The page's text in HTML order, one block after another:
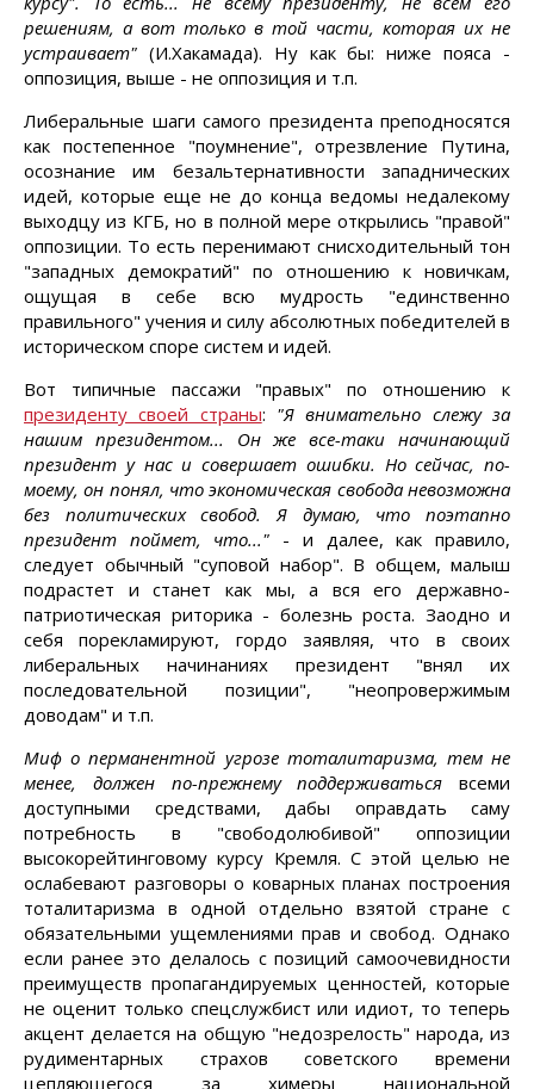
решениям, а вот только в той части, которая их не
устраивает" (И.Хакамада). Ну как бы: ниже пояса -
оппозиция, выше - не оппозиция и т.п.
Либеральные шаги самого президента преподносятся
как постепенное "поумнение", отрезвление Путина,
осознание им безальтернативности западнических
идей, которые еще не до конца ведомы недалекому
выходцу из КГБ, но в полной мере открылись "правой"
оппозиции. То есть перенимают снисходительный тон
"западных демократий" по отношению к новичкам,
ощущая в себе всю мудрость "единственно
правильного" учения и силу абсолютных победителей в
историческом споре систем и идей.
Вот типичные пассажи "правых" по отношению к
президенту своей страны: "Я внимательно слежу за
нашим президентом... Он же все-таки начинающий
президент у нас и совершает ошибки. Но сейчас, по-
моему, он понял, что экономическая свобода невозможна
без политических свобод. Я думаю, что поэтапно
президент поймет, что..." - и далее, как правило,
следует обычный "суповой набор". В общем, малыш
подрастет и станет как мы, а вся его державно-
патриотическая риторика - болезнь роста. Заодно и
себя порекламируют, гордо заявляя, что в своих
либеральных начинаниях президент "внял их
последовательной позиции", "неопровержимым
доводам" и т.п.
Миф о перманентной угрозе тоталитаризма, тем не
менее, должен по-прежнему поддерживаться всеми
доступными средствами, дабы оправдать саму
потребность в "свободолюбивой" оппозиции
высокорейтинговому курсу Кремля. С этой целью не
ослабевают разговоры о коварных планах построения
тоталитаризма в одной отдельно взятой стране с
обязательными ущемлениями прав и свобод. Однако
если ранее это делалось с позиций самоочевидности
преимуществ пропагандируемых ценностей, которые
не оценит только спецслужбист или идиот, то теперь
акцент делается на общую "недозрелость" народа, из
рудиментарных страхов советского времени
цепляющегося за химеры национальной